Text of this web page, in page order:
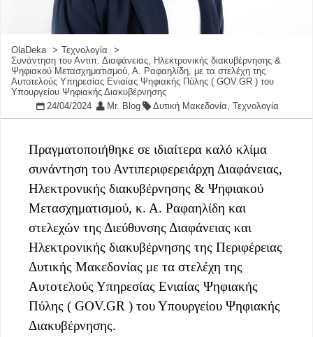
OlaDeka
Τεχνολογία
Συνάντηση του Αντιπ. Διαφάνειας, Ηλεκτρονικής διακυβέρνησης &
Ψηφιακού Μετασχηματισμού, Α. Ραφαηλίδη, με τα στελέχη της
Αυτοτελούς Υπηρεσίας Ενιαίας Ψηφιακής Πύλης ( GOV.GR ) του
Υπουργείου Ψηφιακής Διακυβέρνησης
24/04/2024
Mr. Blog Δυτική Μακεδονία, Τεχνολογία
Πραγματοποιήθηκε σε ιδιαίτερα καλό κλίμα
συνάντηση του Αντιπεριφερειάρχη Διαφάνειας,
Ηλεκτρονικής διακυβέρνησης & Ψηφιακού
Μετασχηματισμού, κ. Α. Ραφαηλίδη και
στελεχών της Διεύθυνσης Διαφάνειας και
Ηλεκτρονικής διακυβέρνησης της Περιφέρειας
Δυτικής Μακεδονίας με τα στελέχη της
Αυτοτελούς Υπηρεσίας Ενιαίας Ψηφιακής
Πύλης ( GOV.GR ) του Υπουργείου Ψηφιακής
Διακυβέρνησης.